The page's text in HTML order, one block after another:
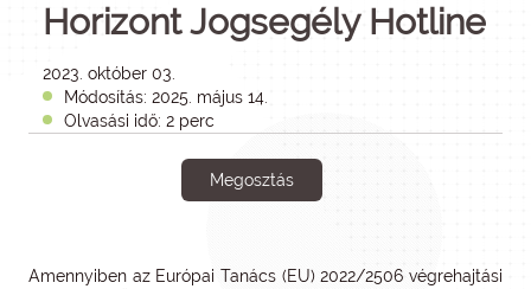
Horizont Jogsegély Hotline
2023. október 03.
Módosítás: 2025. május 14.
Olvasási idő: 2 perc
Megosztás
Amennyiben az Európai Tanács (EU) 2022/2506 végrehajtási